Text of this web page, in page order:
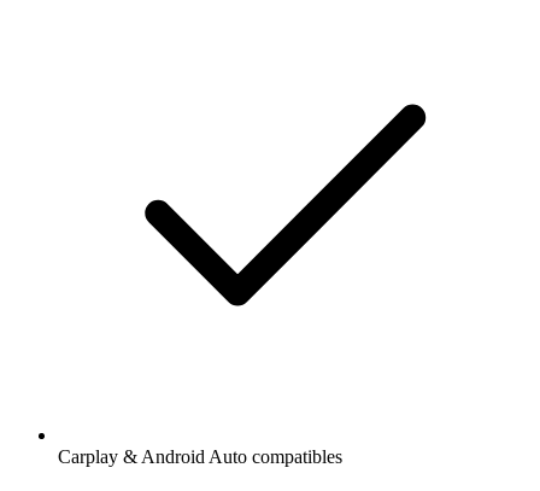
Carplay & Android Auto compatibles